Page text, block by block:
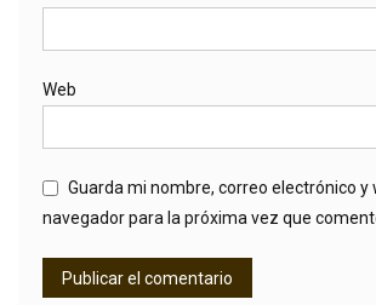
Web
Guarda mi nombre, correo electrónico y
navegador para la próxima vez que